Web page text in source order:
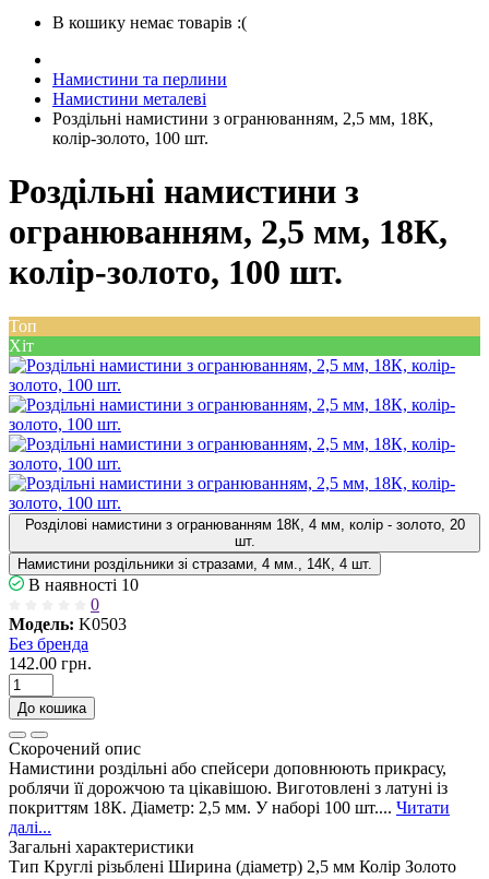
В кошику немає товарів :(
Намистини та перлини
Намистини металеві
Роздільні намистини з огранюванням, 2,5 мм, 18К,
колір-золото, 100 шт.
Роздільні намистини з
огранюванням, 2,5 мм, 18К,
колір-золото, 100 шт.
Топ
Хіт
Розділові намистини з огранюванням 18К, 4 мм, колір - золото, 20
шт.
Намистини роздільники зі стразами, 4 мм., 14К, 4 шт.
В наявності 10
0
Модель: K0503
Без бренда
142.00 грн.
До кошика
Скорочений опис
Намистини роздільні або спейсери доповнюють прикрасу,
роблячи її дорожчою та цікавішою. Виготовлені з латуні із
покриттям 18К. Діаметр: 2,5 мм. У наборі 100 шт.... Читати
далі...
Загальні характеристики
Тип Круглі різьблені Ширина (діаметр) 2,5 мм Колір Золото